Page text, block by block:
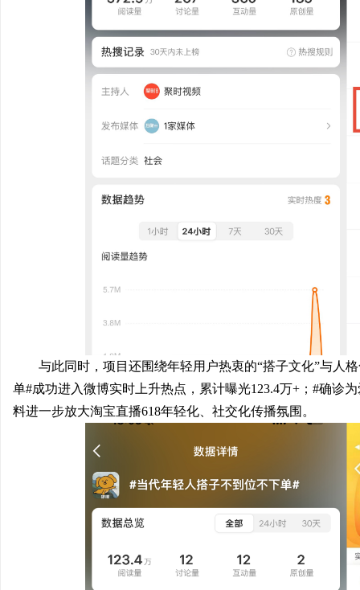
与此同时，项目还围绕年轻用户热衷的“搭子文化”与人
单#成功进入微博实时上升热点，累计曝光123.4万+；#确诊
料进一步放大淘宝直播618年轻化、社交化传播氛围。